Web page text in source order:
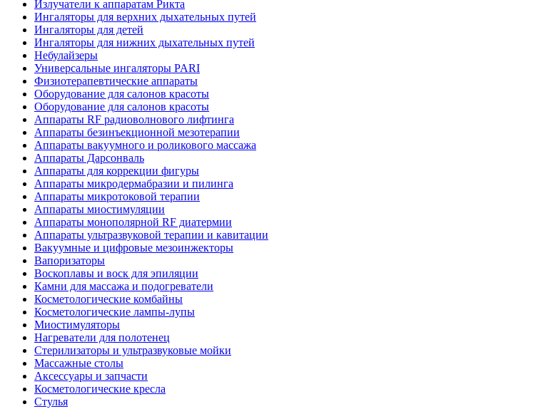
Излучатели к аппаратам Рикта
Ингаляторы для верхних дыхательных путей
Ингаляторы для детей
Ингаляторы для нижних дыхательных путей
Небулайзеры
Универсальные ингаляторы PARI
Физиотерапевтические аппараты
Оборудование для салонов красоты
Оборудование для салонов красоты
Аппараты RF радиоволнового лифтинга
Аппараты безинъекционной мезотерапии
Аппараты вакуумного и роликового массажа
Аппараты Дарсонваль
Аппараты для коррекции фигуры
Аппараты микродермабразии и пилинга
Аппараты микротоковой терапии
Аппараты миостимуляции
Аппараты монополярной RF диатермии
Аппараты ультразвуковой терапии и кавитации
Вакуумные и цифровые мезоинжекторы
Вапоризаторы
Воскоплавы и воск для эпиляции
Камни для массажа и подогреватели
Косметологические комбайны
Косметологические лампы-лупы
Миостимуляторы
Нагреватели для полотенец
Стерилизаторы и ультразвуковые мойки
Массажные столы
Аксессуары и запчасти
Косметологические кресла
Стулья